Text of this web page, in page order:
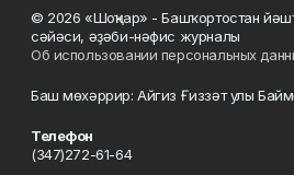
© 2026 «Шоңҡар» - Башҡортостан
сәйәси, әҙәби-нәфис журналы
Об использовании персональных
Баш мөхәррир: Айгиз Ғиззәт улы
Телефон
(347)272-61-64